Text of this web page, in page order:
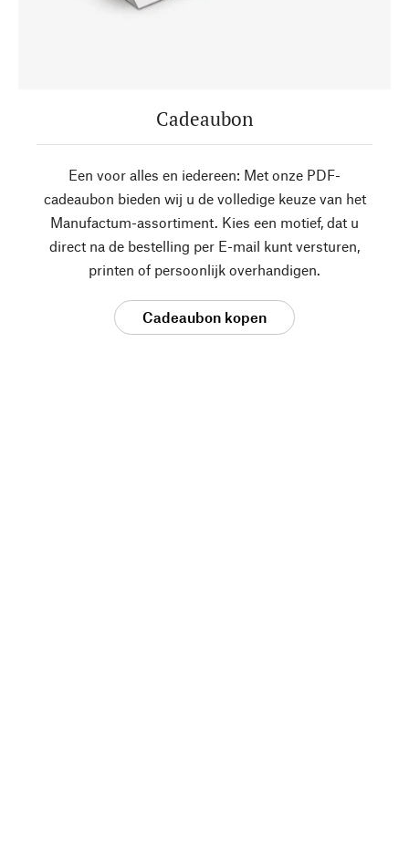
Cadeaubon
Een voor alles en iedereen: Met onze PDF-
cadeaubon bieden wij u de volledige keuze van het
Manufactum-assortiment. Kies een motief, dat u
direct na de bestelling per E-mail kunt versturen,
printen of persoonlijk overhandigen.
Cadeaubon kopen